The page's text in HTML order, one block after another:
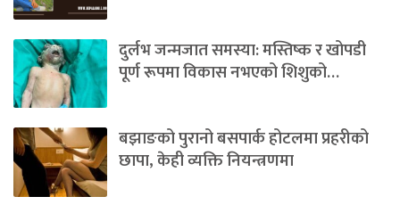
दुर्लभ जन्मजात समस्या: मस्तिष्क र खोपडी
पूर्ण रूपमा विकास नभएको शिशुको…
बझाङको पुरानो बसपार्क होटलमा प्रहरीको
छापा, केही व्यक्ति नियन्त्रणमा